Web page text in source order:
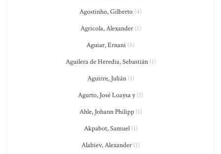
Agostinho, Gilberto (4)
Agricola, Alexander(1)
Aguiar, Ernani (5)
Aguilera de Heredia, Sebastián(1)
Aguirre, Julián(1)
Agurto, José Loaysa y(1)
Ahle, Johann Philipp(1)
Akpabot, Samuel(1)
Alabiev, Alexander (1)